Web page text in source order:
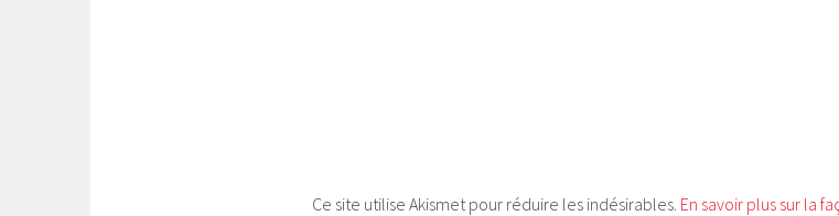
Ce site utilise Akismet pour réduire les indésirables. En savoir plus sur la